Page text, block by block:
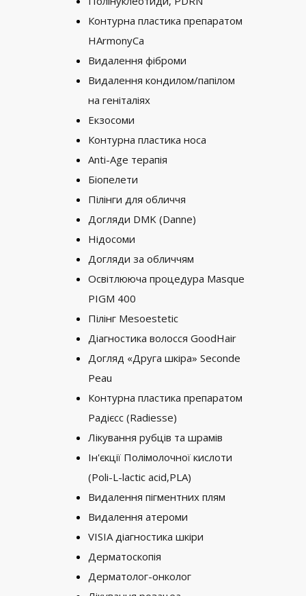
Контурна пластика препаратом
HArmonyCa
Видалення фіброми
Видалення кондилом/папілом
на геніталіях
Екзосоми
Контурна пластика носа
Anti-Age терапія
Біопелети
Пілінги для обличчя
Догляди DMK (Danne)
Нідосоми
Догляди за обличчям
Освітлююча процедура Masque
PIGM 400
Пілінг Mesoestetic
Діагностика волосся GoodHair
Догляд «Друга шкіра» Seconde
Peau
Контурна пластика препаратом
Радієсс (Radiesse)
Лікування рубців та шрамів
Ін'єкції Полімолочної кислоти
(Poli-L-lactic acid,PLA)
Видалення пігментних плям
Видалення атероми
VISIA діагностика шкіри
Дерматоскопія
Дерматолог-онколог